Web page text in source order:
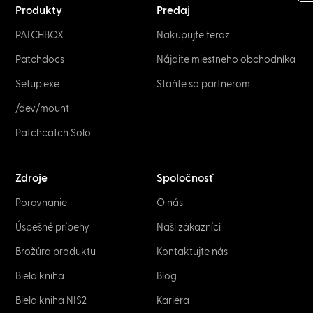
Produkty
PATCHBOX
Patchdocs
Setup.exe
/dev/mount
Patchcatch Solo
Predaj
Nakupujte teraz
Nájdite miestneho obchodníka
Staňte sa partnerom
Zdroje
Porovnanie
Úspešné príbehy
Brožúra produktu
Biela kniha
Biela kniha NIS2
Spoločnosť
O nás
Naši zákazníci
Kontaktujte nás
Blog
Kariéra